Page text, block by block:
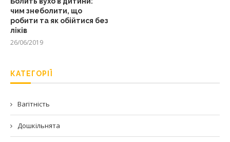
чим знеболити, що
робити та як обійтися без
ліків
26/06/2019
КАТЕГОРІЇ
Вагітність
Дошкільнята